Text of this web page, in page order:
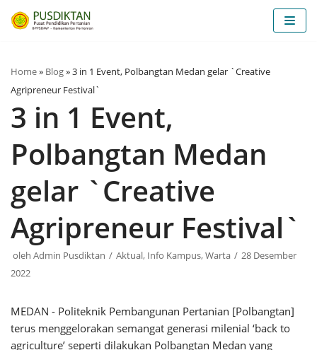
Lompat
ke
Home» Blog»3 in 1 Event, Polbangtan Medan gelar `Creative
Agripreneur Festival`
3 in 1 Event,
Polbangtan Medan
gelar `Creative
Agripreneur Festival`
oleh Admin Pusdiktan Aktual, Info Kampus,Warta
28 Desember
2022
MEDAN - Politeknik Pembangunan Pertanian [Polbangtan]
terus menggelorakan semangat generasi milenial ‘back to
agriculture’ seperti dilakukan Polbangtan Medan yang